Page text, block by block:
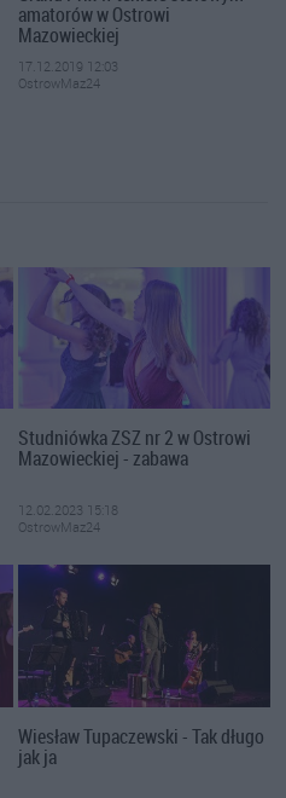
amatorów w Ostrowi
Mazowieckiej
17.12.2019 12:03
OstrowMaz24
Studniówka ZSZ nr 2 w Ostrowi
Mazowieckiej - zabawa
12.02.2023 15:18
OstrowMaz24
Wiesław Tupaczewski - Tak długo
jak ja